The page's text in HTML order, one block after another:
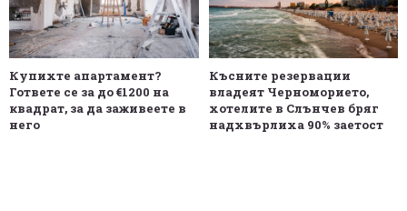
Купихте апартамент?
Гответе се за до €1200 на
квадрат, за да заживеете в
него
Късните резервации
владеят Черноморието,
хотелите в Слънчев бряг
надхвърлиха 90% заетост